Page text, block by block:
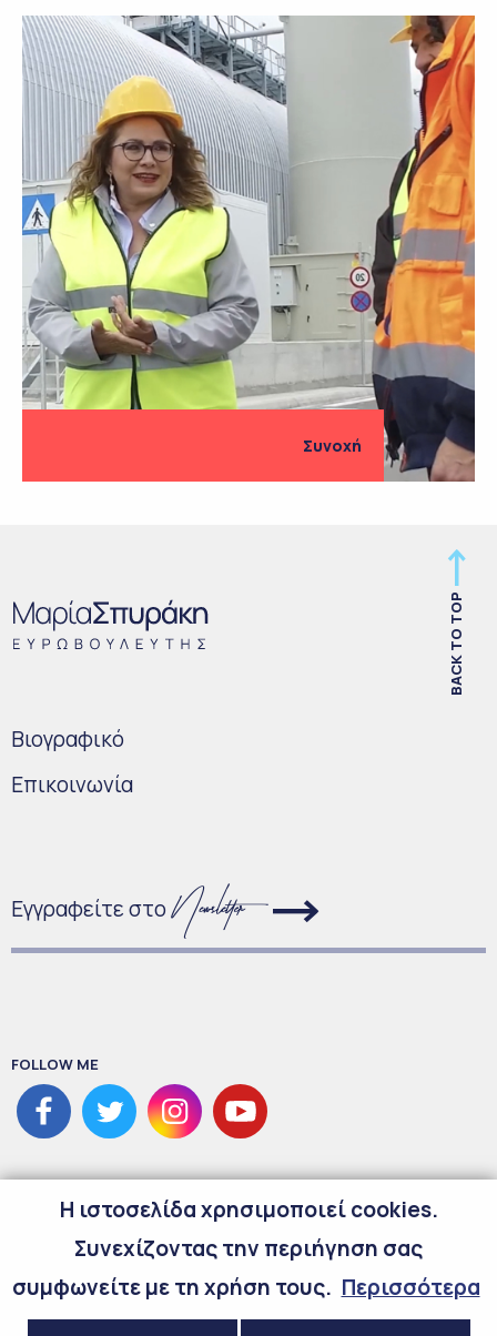
Συνοχή
BACK TO TOP
Bιογραφικό
Επικοινωνία
Εγγραφείτε στο
FOLLOW ME
H ιστοσελίδα χρησιμοποιεί cookies.
Συνεχίζοντας την περιήγηση σας
συμφωνείτε με τη χρήση τους. Περισσότερα